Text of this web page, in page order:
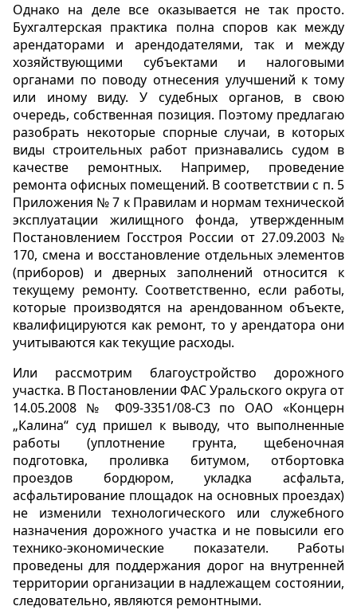
Однако на деле все оказывается не так просто.
Бухгалтерская практика полна споров как между
арендаторами и арендодателями, так и между
хозяйствующими субъектами и налоговыми
органами по поводу отнесения улучшений к тому
или иному виду. У судебных органов, в свою
очередь, собственная позиция. Поэтому предлагаю
разобрать некоторые спорные случаи, в которых
виды строительных работ признавались судом в
качестве ремонтных. Например, проведение
ремонта офисных помещений. В соответствии с п. 5
Приложения № 7 к Правилам и нормам технической
эксплуатации жилищного фонда, утвержденным
Постановлением Госстроя России от 27.09.2003 №
170, смена и восстановление отдельных элементов
(приборов) и дверных заполнений относится к
текущему ремонту. Соответственно, если работы,
которые производятся на арендованном объекте,
квалифицируются как ремонт, то у арендатора они
учитываются как текущие расходы.
Или рассмотрим благоустройство дорожного
участка. В Постановлении ФАС Уральского округа от
14.05.2008 № Ф09-3351/08-С3 по ОАО «Концерн
„Калина“ суд пришел к выводу, что выполненные
работы (уплотнение грунта, щебеночная
подготовка, проливка битумом, отбортовка
проездов бордюром, укладка асфальта,
асфальтирование площадок на основных проездах)
не изменили технологического или служебного
назначения дорожного участка и не повысили его
технико-экономические показатели. Работы
проведены для поддержания дорог на внутренней
территории организации в надлежащем состоянии,
следовательно, являются ремонтными.